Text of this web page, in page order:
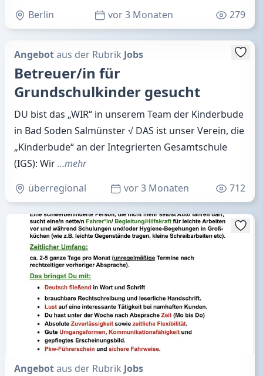
Berlin
vor 3 Monaten 279
Angebotaus der Rubrik Jobs
Betreuer/in für
Grundschulkinder gesucht
DU bist das „WIR“ in unserem Team der Kinderbude
in Bad Soden Salmünster √ DAS ist unser Verein, die
„Kinderbude“ an der Integrierten Gesamtschule
(IGS): Wir…mehr
überregional
vor 3 Monaten 712
Angebotaus der Rubrik Jobs